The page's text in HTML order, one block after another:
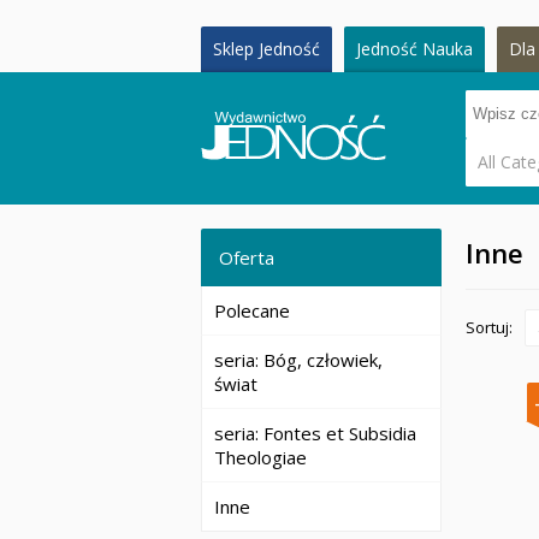
Sklep Jedność Jedność Nauka
All
Oferta
Polecane
seria: Bóg, człowiek,
świat
seria: Fontes et Subsidia
Theologiae
Inne
Inne
Sortuj: